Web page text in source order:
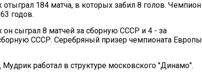
184 матча, в которых забил 8 голов. Чемпион
годов.
он сыграл 8 матчей за сборную СССР и 4 - за
СССР. Серебряный призер чемпионата Европы
работал в структуре московского "Динамо".